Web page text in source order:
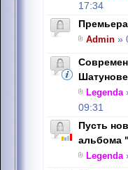
17:34
Admin »
Шатунове
Legenda
09:31
Пусть
альбома
Legenda